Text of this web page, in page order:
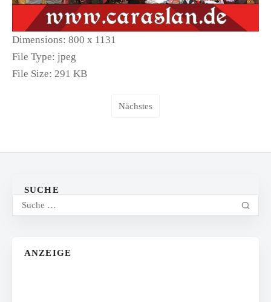
Dimensions: 800 x 1131
File Type: jpeg
File Size: 291 KB
Nächstes
SUCHE
ANZEIGE